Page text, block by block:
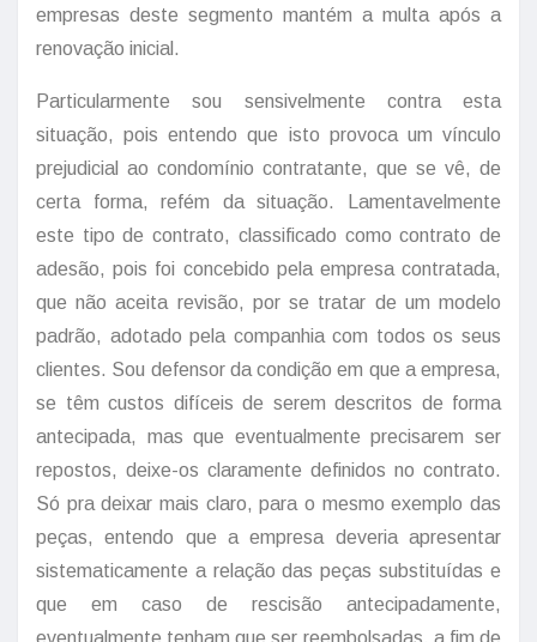
empresas deste segmento mantém a multa após a
renovação inicial.
Particularmente sou sensivelmente contra esta
situação, pois entendo que isto provoca um vínculo
prejudicial ao condomínio contratante, que se vê, de
certa forma, refém da situação. Lamentavelmente
este tipo de contrato, classificado como contrato de
adesão, pois foi concebido pela empresa contratada,
que não aceita revisão, por se tratar de um modelo
padrão, adotado pela companhia com todos os seus
clientes. Sou defensor da condição em que a empresa,
se têm custos difíceis de serem descritos de forma
antecipada, mas que eventualmente precisarem ser
repostos, deixe-os claramente definidos no contrato.
Só pra deixar mais claro, para o mesmo exemplo das
peças, entendo que a empresa deveria apresentar
sistematicamente a relação das peças substituídas e
que em caso de rescisão antecipadamente,
eventualmente tenham que ser reembolsadas, a fim de